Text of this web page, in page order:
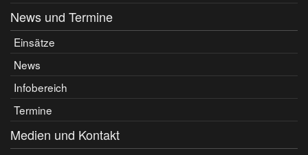
News und Termine
Einsätze
News
Infobereich
Termine
Medien und Kontakt